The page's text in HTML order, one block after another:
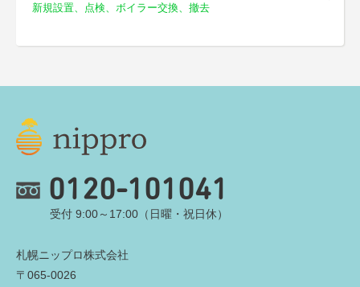
新規設置、点検、 ボイラー交換、撤去
0120-101041
受付 9:00～17:00（日曜・祝日休）
札幌ニップロ株式会社
〒065-0026